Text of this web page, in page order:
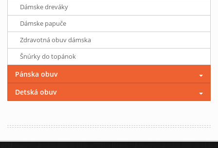
Dámske dreváky
Dámske papuče
Zdravotná obuv dámska
Šnúrky do topánok
Pánska obuv
Detská obuv